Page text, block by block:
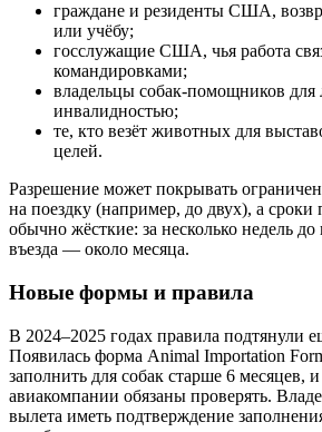
граждане и резиденты США,
или учёбу;
госслужащие США, чья работа
командировками;
владельцы собак-помощников для
инвалидностью;
те, кто везёт животных для
целей.
Разрешение может покрывать
на поездку (например, до двух), а сроки
обычно жёсткие: за несколько недель
въезда — около месяца.
Новые формы и правила
В 2024–2025 годах правила подтянули
Появилась форма Animal Importation
заполнить для собак старше 6 месяцев,
авиакомпании обязаны проверять.
вылета иметь подтверждение